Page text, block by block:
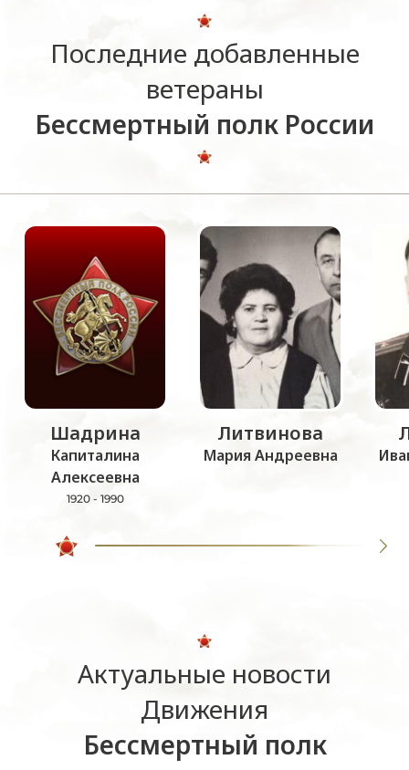
Последние добавленные
ветераны
Бессмертный полк России
Шадрина
Капиталина
Алексеевна
1920 - 1990
Литвинова
Мария Андреевна
Актуальные новости
Движения
Бессмертный полк